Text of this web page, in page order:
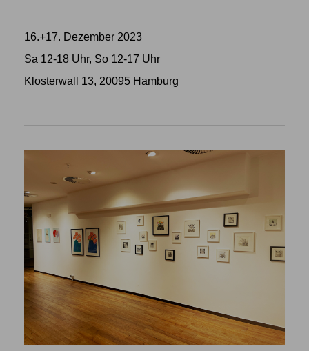
16.+17. Dezember 2023
Sa 12-18 Uhr, So 12-17 Uhr
Klosterwall 13, 20095 Hamburg